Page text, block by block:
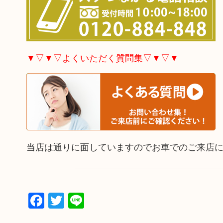
▼▽▼▽よくいただく質問集▽▼▽▼
当店は通りに面していますのでお車でのご来店
Facebook
Twitter
Line